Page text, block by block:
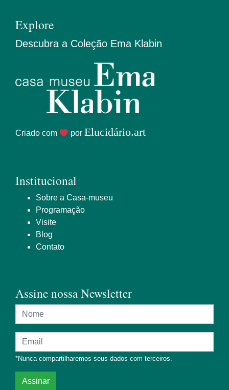
Explore
Descubra a Coleção Ema Klabin
Criado com por Elucidário.art
Institucional
Sobre a Casa-museu
Programação
Visite
Blog
Contato
Assine nossa Newsletter
Nome
Endereço de e-mail
*Nunca compartilharemos seus dados com terceiros.
Assinar